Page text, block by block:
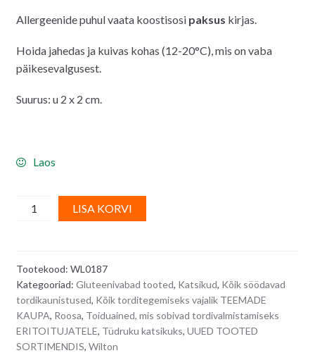
Allergeenide puhul vaata koostisosi paksus kirjas.
Hoida jahedas ja kuivas kohas (12-20°C), mis on vaba
päikesevalgusest.
Suurus: u 2 x 2 cm.
Laos
Wilton
suhkrudekoorid
-
8
tk
quantity
LISA KORVI
n
a
t
Tootekood: WL0187
Kategooriad: Gluteenivabad tooted, Katsikud, Kõik söödavad
tordikaunistused, Kõik torditegemiseks vajalik TEEMADE
KAUPA, Roosa, Toiduained, mis sobivad tordivalmistamiseks
ERITOITUJATELE, Tüdruku katsikuks, UUED TOOTED
SORTIMENDIS, Wilton